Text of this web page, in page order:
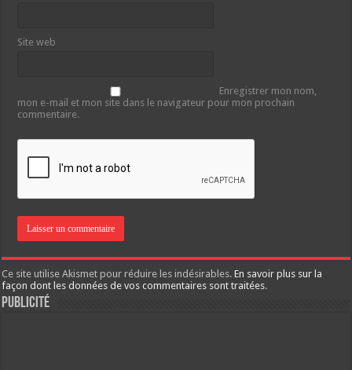
Site web
Enregistrer mon nom,
mon e-mail et mon site dans le navigateur pour mon prochain
commentaire.
Ce site utilise Akismet pour réduire les indésirables.En savoir plus sur la
façon dont les données de vos commentaires sont traitées.
Publicité